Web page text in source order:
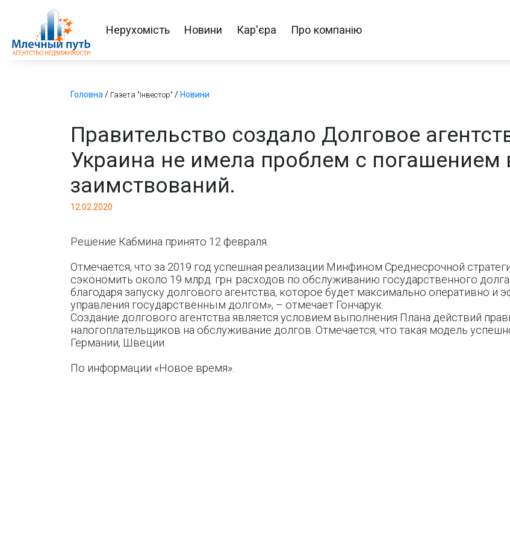
Нерухомість Новини Кар'єра Про компанію
Головна / Газета "Інвестор" / Новини
Правительство создало Долговое
Украина не имела проблем с погашением
заимствований.
12.02.2020
Решение Кабмина принято 12 февраля.
Отмечается, что за 2019 год успешная реализации Минфином Среднесрочной
сэкономить около 19 млрд. грн. расходов по обслуживанию государственного
благодаря запуску долгового агентства, которое будет максимально оперативно
управления государственным долгом», – отмечает Гончарук.
Создание долгового агентства является условием выполнения Плана действий
налогоплательщиков на обслуживание долгов. Отмечается, что такая модель
Германии, Швеции.
По информации «Новое время».